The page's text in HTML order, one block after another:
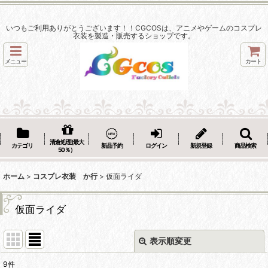
いつもご利用ありがとうございます！！CGCOSは、アニメやゲームのコスプレ
衣装を製造・販売するショップです。
メニュー カート
カテゴリ
清倉処理(最大
50％）
新品予約 ログイン 新規登録 商品検索
ホーム > コスプレ衣装 か行 > 仮面ライダ
仮面ライダ
表示順変更
9件